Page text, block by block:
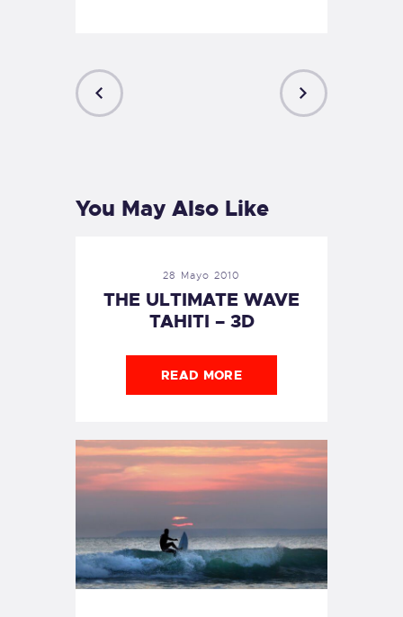
You May Also Like
28 Mayo 2010
THE ULTIMATE WAVE
TAHITI – 3D
READ MORE